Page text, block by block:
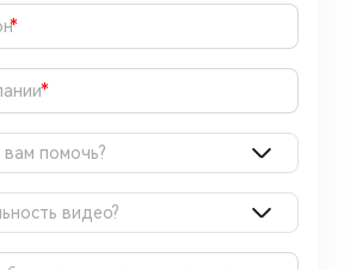
*
*
помочь?
видео?